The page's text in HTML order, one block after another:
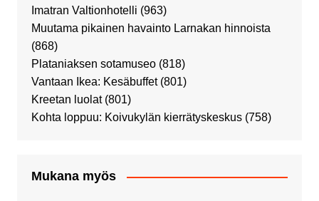
Imatran Valtionhotelli (963)
Muutama pikainen havainto Larnakan hinnoista
(868)
Plataniaksen sotamuseo (818)
Vantaan Ikea: Kesäbuffet (801)
Kreetan luolat (801)
Kohta loppuu: Koivukylän kierrätyskeskus (758)
Mukana myös